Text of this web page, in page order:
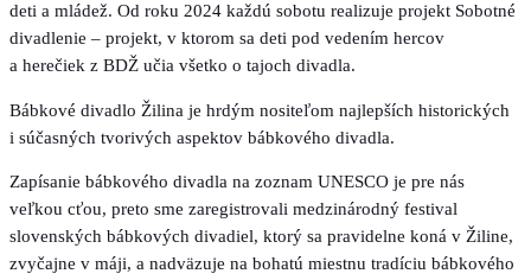
deti a mládež. Od roku 2024 každú sobotu realizuje projekt Sobotné
divadlenie – projekt, v ktorom sa deti pod vedením hercov
a herečiek z BDŽ učia všetko o tajoch divadla.
Bábkové divadlo Žilina je hrdým nositeľom najlepších historických
i súčasných tvorivých aspektov bábkového divadla.
Zapísanie bábkového divadla na zoznam UNESCO je pre nás
veľkou cťou, preto sme zaregistrovali medzinárodný festival
slovenských bábkových divadiel, ktorý sa pravidelne koná v Žiline,
zvyčajne v máji, a nadväzuje na bohatú miestnu tradíciu bábkového